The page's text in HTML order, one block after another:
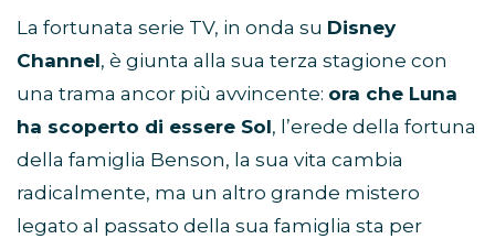
La fortunata serie TV, in onda su Disney
Channel, è giunta alla sua terza stagione con
una trama ancor più avvincente: ora che Luna
ha scoperto di essere Sol, l’erede della fortuna
della famiglia Benson, la sua vita cambia
radicalmente, ma un altro grande mistero
legato al passato della sua famiglia sta per